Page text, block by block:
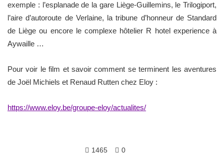
exemple : l’esplanade de la gare Liège-Guillemins, le Trilogiport,
l’aire d’autoroute de Verlaine, la tribune d’honneur de Standard
de Liège ou encore le complexe hôtelier R hotel experience à
Aywaille …
Pour voir le film et savoir comment se terminent les aventures
de Joël Michiels et Renaud Rutten chez Eloy :
https://www.eloy.be/groupe-eloy/actualites/
1465 0